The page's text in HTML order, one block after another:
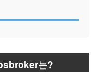
는?